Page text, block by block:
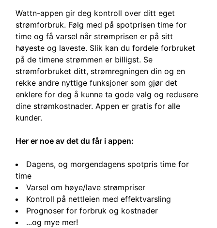
Wattn-appen gir deg kontroll over ditt eget
strømforbruk. Følg med på spotprisen time for
time og få varsel når strømprisen er på sitt
høyeste og laveste. Slik kan du fordele forbruket
på de timene strømmen er billigst. Se
strømforbruket ditt, strømregningen din og en
rekke andre nyttige funksjoner som gjør det
enklere for deg å kunne ta gode valg og redusere
dine strømkostnader. Appen er gratis for alle
kunder.
Her er noe av det du får i appen:
Dagens, og morgendagens spotpris time for
time
Varsel om høye/lave strømpriser
Kontroll på nettleien med effektvarsling
Prognoser for forbruk og kostnader
...og mye mer!